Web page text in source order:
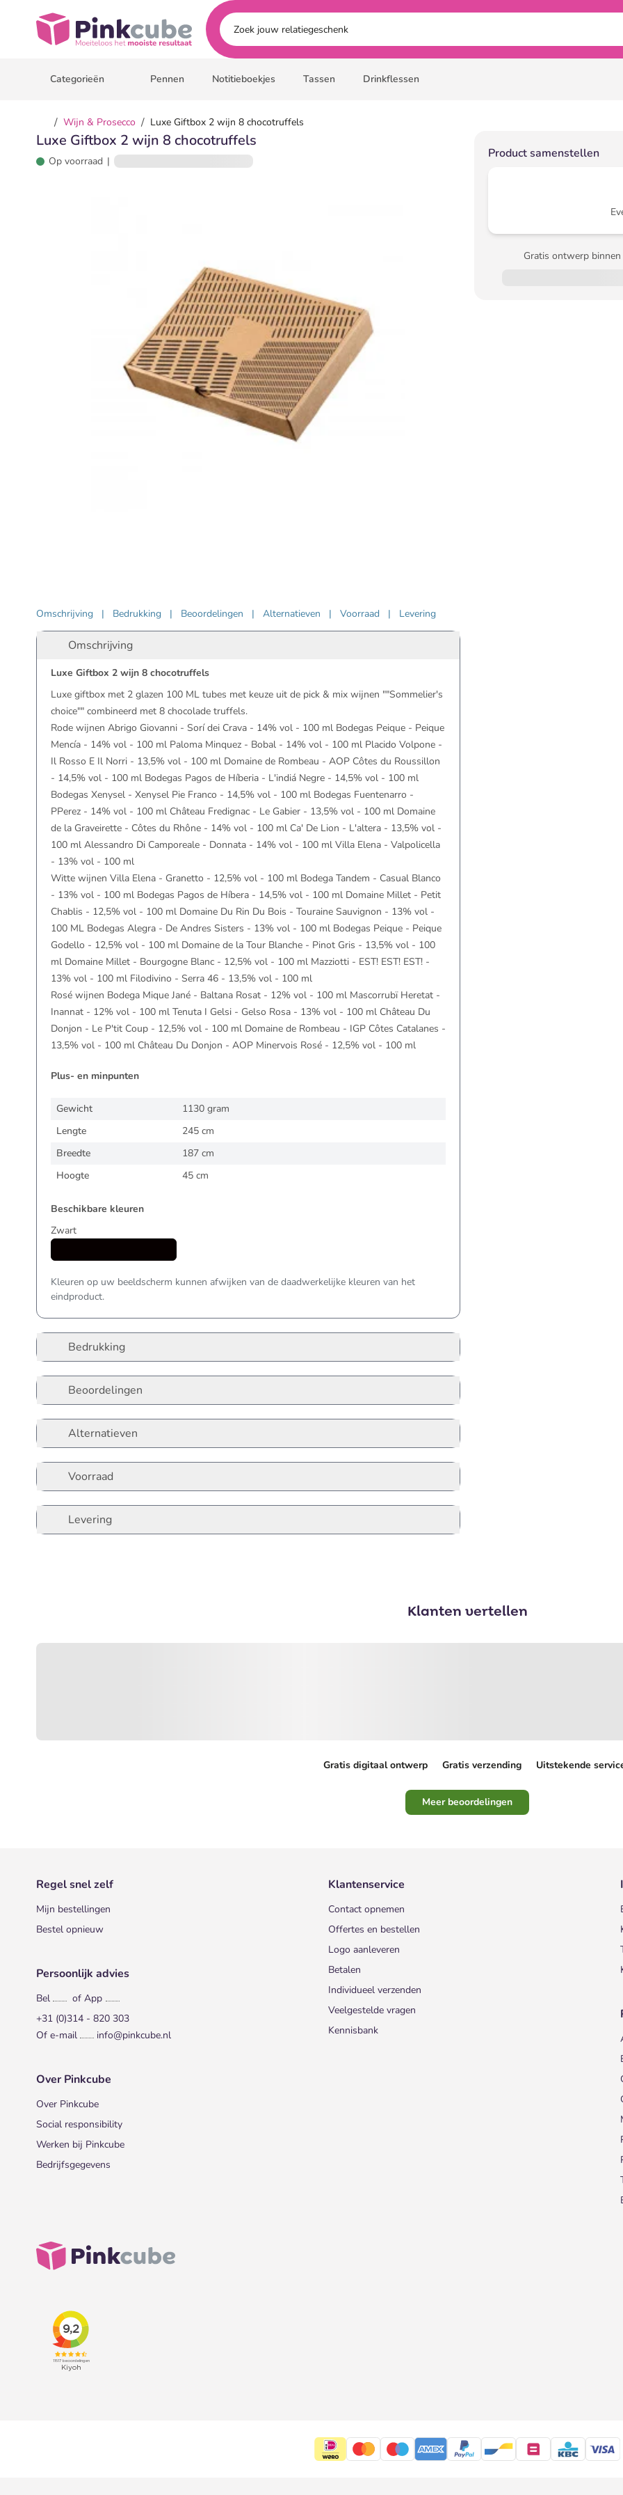
Pinkcube
Categorieën Pennen Notitieboekjes Tassen Drinkflessen
/ Wijn & Prosecco / Luxe Giftbox 2 wijn 8 chocotruffels
Luxe Giftbox 2 wijn 8 chocotruffels
Op voorraad |
Product samenstellen
Gratis ontwerp binnen
Omschrijving | Bedrukking | Beoordelingen | Alternatieven | Voorraad | Levering
Omschrijving
Luxe Giftbox 2 wijn 8 chocotruffels
Luxe giftbox met 2 glazen 100 ML tubes met keuze uit de pick & mix wijnen ""Sommelier's
choice"" combineerd met 8 chocolade truffels.
Rode wijnen Abrigo Giovanni - Sorí dei Crava - 14% vol - 100 ml Bodegas Peique - Peique
Mencía - 14% vol - 100 ml Paloma Minquez - Bobal - 14% vol - 100 ml Placido Volpone -
Il Rosso E Il Norri - 13,5% vol - 100 ml Domaine de Rombeau - AOP Côtes du Roussillon
- 14,5% vol - 100 ml Bodegas Pagos de Híberia - L'indiá Negre - 14,5% vol - 100 ml
Bodegas Xenysel - Xenysel Pie Franco - 14,5% vol - 100 ml Bodegas Fuentenarro -
PPerez - 14% vol - 100 ml Château Fredignac - Le Gabier - 13,5% vol - 100 ml Domaine
de la Graveirette - Côtes du Rhône - 14% vol - 100 ml Ca' De Lion - L'altera - 13,5% vol -
100 ml Alessandro Di Camporeale - Donnata - 14% vol - 100 ml Villa Elena - Valpolicella
- 13% vol - 100 ml
Witte wijnen Villa Elena - Granetto - 12,5% vol - 100 ml Bodega Tandem - Casual Blanco
- 13% vol - 100 ml Bodegas Pagos de Híbera - 14,5% vol - 100 ml Domaine Millet - Petit
Chablis - 12,5% vol - 100 ml Domaine Du Rin Du Bois - Touraine Sauvignon - 13% vol -
100 ML Bodegas Alegra - De Andres Sisters - 13% vol - 100 ml Bodegas Peique - Peique
Godello - 12,5% vol - 100 ml Domaine de la Tour Blanche - Pinot Gris - 13,5% vol - 100
ml Domaine Millet - Bourgogne Blanc - 12,5% vol - 100 ml Mazziotti - EST! EST! EST! -
13% vol - 100 ml Filodivino - Serra 46 - 13,5% vol - 100 ml
Rosé wijnen Bodega Mique Jané - Baltana Rosat - 12% vol - 100 ml Mascorrubï Heretat -
Inannat - 12% vol - 100 ml Tenuta I Gelsi - Gelso Rosa - 13% vol - 100 ml Château Du
Donjon - Le P'tit Coup - 12,5% vol - 100 ml Domaine de Rombeau - IGP Côtes Catalanes -
13,5% vol - 100 ml Château Du Donjon - AOP Minervois Rosé - 12,5% vol - 100 ml
Plus- en minpunten
Gewicht
1130 gram
Lengte
245 cm
Breedte
187 cm
Hoogte
45 cm
Beschikbare kleuren
Zwart
Kleuren op uw beeldscherm kunnen afwijken van de daadwerkelijke kleuren van het
eindproduct.
Bedrukking
Beoordelingen
Alternatieven
Voorraad
Levering
Klanten vertellen
Gratis digitaal ontwerp Gratis verzending Uitstekende
Meer beoordelingen
Regel snel zelf
Mijn bestellingen
Bestel opnieuw
Persoonlijk advies
Bel
of App
+31 (0)314 - 820 303
Of e-mail
info@pinkcube.nl
Over Pinkcube
Over Pinkcube
Social responsibility
Werken bij Pinkcube
Bedrijfsgegevens
Klantenservice
Contact opnemen
Offertes en bestellen
Logo aanleveren
Betalen
Individueel verzenden
Veelgestelde vragen
Kennisbank